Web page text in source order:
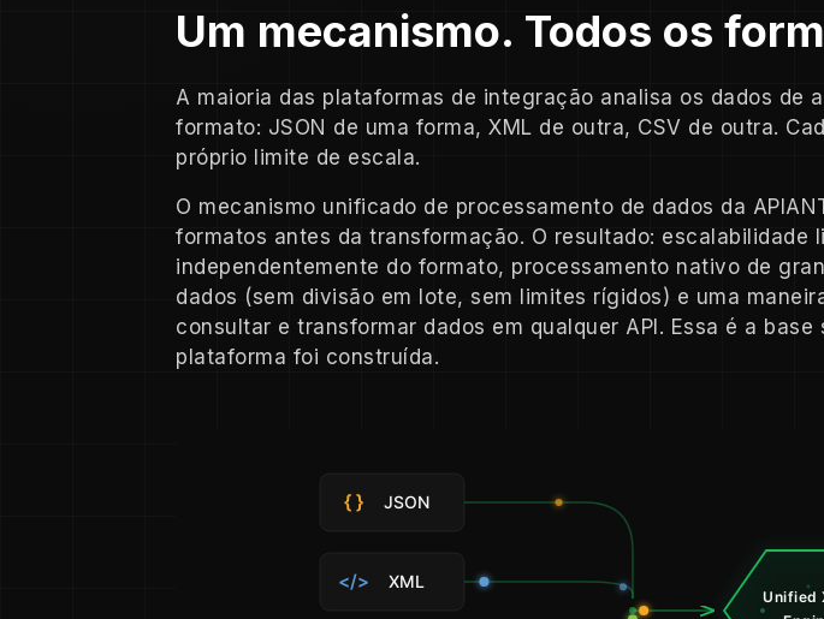
Um mecanismo. Todos os
A maioria das plataformas de integração analisa os dados de
formato: JSON de uma forma, XML de outra, CSV de outra.
próprio limite de escala.
O mecanismo unificado de processamento de dados da
formatos antes da transformação. O resultado: escalabilidade
independentemente do formato, processamento nativo de
dados (sem divisão em lote, sem limites rígidos) e uma
consultar e transformar dados em qualquer API. Essa é a base
plataforma foi construída.